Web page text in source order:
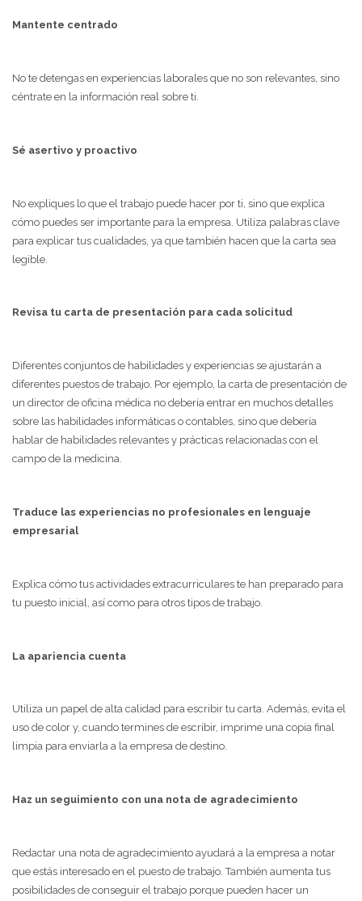
Mantente centrado
No te detengas en experiencias laborales que no son relevantes, sino
céntrate en la información real sobre ti.
Sé asertivo y proactivo
No expliques lo que el trabajo puede hacer por ti, sino que explica
cómo puedes ser importante para la empresa. Utiliza palabras clave
para explicar tus cualidades, ya que también hacen que la carta sea
legible.
Revisa tu carta de presentación para cada solicitud
Diferentes conjuntos de habilidades y experiencias se ajustarán a
diferentes puestos de trabajo. Por ejemplo, la carta de presentación de
un director de oficina médica no debería entrar en muchos detalles
sobre las habilidades informáticas o contables, sino que debería
hablar de habilidades relevantes y prácticas relacionadas con el
campo de la medicina.
Traduce las experiencias no profesionales en lenguaje
empresarial
Explica cómo tus actividades extracurriculares te han preparado para
tu puesto inicial, así como para otros tipos de trabajo.
La apariencia cuenta
Utiliza un papel de alta calidad para escribir tu carta. Además, evita el
uso de color y, cuando termines de escribir, imprime una copia final
limpia para enviarla a la empresa de destino.
Haz un seguimiento con una nota de agradecimiento
Redactar una nota de agradecimiento ayudará a la empresa a notar
que estás interesado en el puesto de trabajo. También aumenta tus
posibilidades de conseguir el trabajo porque pueden hacer un